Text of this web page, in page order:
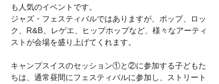
も人気のイベントです。
ジャズ・フェスティバルではありますが、ポップ、ロッ
ク、R&B、レゲエ、ヒップホップなど、様々なアーティ
ストが会場を盛り上げてくれます。
キャンプスイスのセッション①と②に参加する子どもた
ちは、通常昼間にフェスティバルに参加し、ストリート